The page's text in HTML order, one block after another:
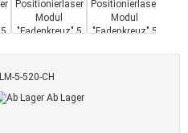
5-520-CH
Ab Lager